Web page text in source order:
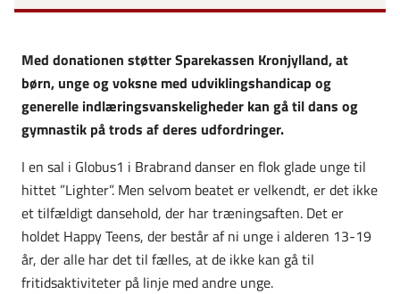
Med donationen støtter Sparekassen Kronjylland, at
børn, unge og voksne med udviklingshandicap og
generelle indlæringsvanskeligheder kan gå til dans og
gymnastik på trods af deres udfordringer.
I en sal i Globus1 i Brabrand danser en flok glade unge til
hittet ”Lighter”. Men selvom beatet er velkendt, er det ikke
et tilfældigt dansehold, der har træningsaften. Det er
holdet Happy Teens, der består af ni unge i alderen 13-19
år, der alle har det til fælles, at de ikke kan gå til
fritidsaktiviteter på linje med andre unge.